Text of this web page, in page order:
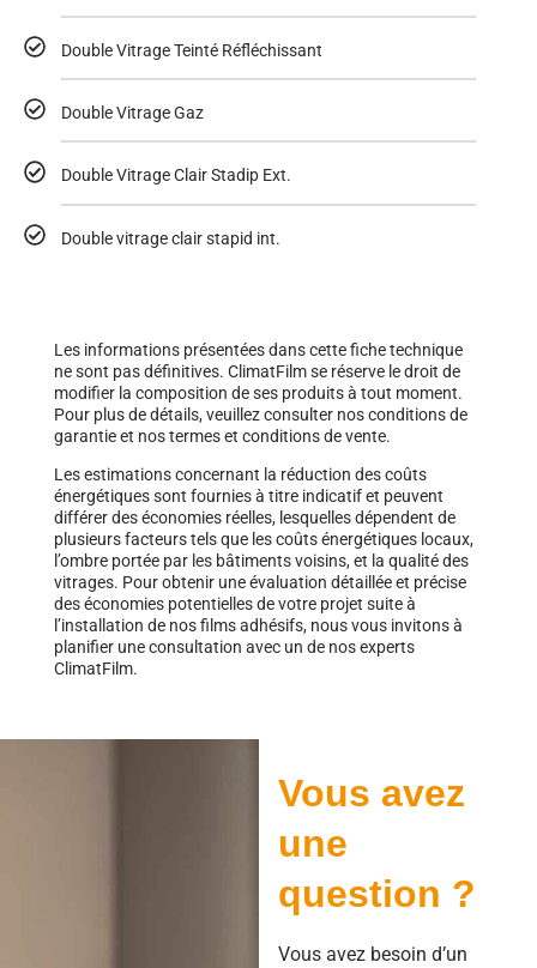
Double Vitrage Teinté Réfléchissant
Double Vitrage Gaz
Double Vitrage Clair Stadip Ext.
Double vitrage clair stapid int.
Les informations présentées dans cette fiche technique
ne sont pas définitives. ClimatFilm se réserve le droit de
modifier la composition de ses produits à tout moment.
Pour plus de détails, veuillez consulter nos conditions de
garantie et nos termes et conditions de vente.
Les estimations concernant la réduction des coûts
énergétiques sont fournies à titre indicatif et peuvent
différer des économies réelles, lesquelles dépendent de
plusieurs facteurs tels que les coûts énergétiques locaux,
l’ombre portée par les bâtiments voisins, et la qualité des
vitrages. Pour obtenir une évaluation détaillée et précise
des économies potentielles de votre projet suite à
l’installation de nos films adhésifs, nous vous invitons à
planifier une consultation avec un de nos experts
ClimatFilm.
Vous avez
une
question ?
Vous avez besoin d’un